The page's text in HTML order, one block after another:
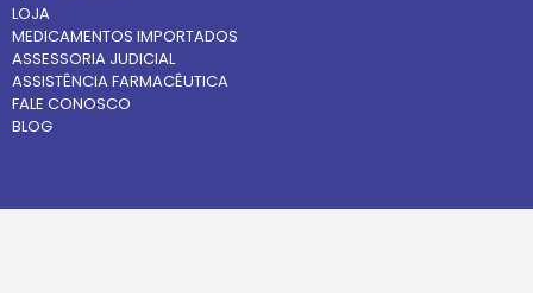
LOJA
MEDICAMENTOS IMPORTADOS
ASSESSORIA JUDICIAL
ASSISTÊNCIA FARMACÊUTICA
FALE CONOSCO
BLOG